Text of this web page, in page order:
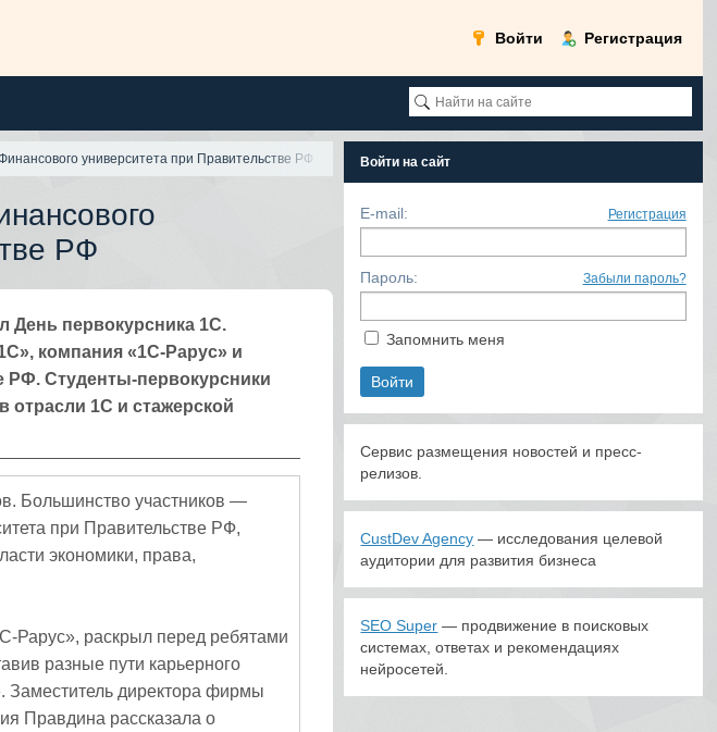
Войти Регистрация
университета при Правительстве РФ
РФ
День первокурсника 1С.
компания «1С‑Рарус» и
Студенты‑первокурсники
отрасли 1С и стажерской
Большинство участников —
при Правительстве РФ,
экономики, права,
раскрыл перед ребятами
разные пути карьерного
Заместитель директора фирмы
Правдина рассказала о
Войти на сайт
E-mail: Регистрация
Пароль: Забыли пароль?
Запомнить меня
Сервис размещения новостей и пресс-
релизов.
CustDev Agency — исследования целевой
аудитории для развития бизнеса
SEO Super — продвижение в поисковых
системах, ответах и рекомендациях
нейросетей.